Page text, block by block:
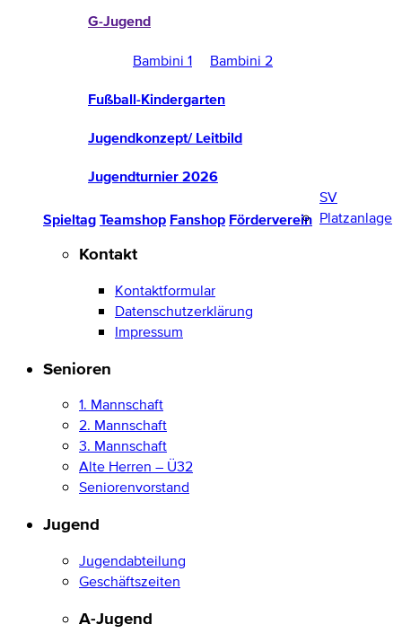
G-Jugend
Bambini 1 Bambini 2
Fußball-Kindergarten
Jugendkonzept/ Leitbild
Jugendturnier 2026
Spieltag Teamshop Fanshop Förderverein
SV
Platzanlage
Kontakt
Kontaktformular
Datenschutzerklärung
Impressum
Senioren
1. Mannschaft
2. Mannschaft
3. Mannschaft
Alte Herren – Ü32
Seniorenvorstand
Jugend
Jugendabteilung
Geschäftszeiten
A-Jugend